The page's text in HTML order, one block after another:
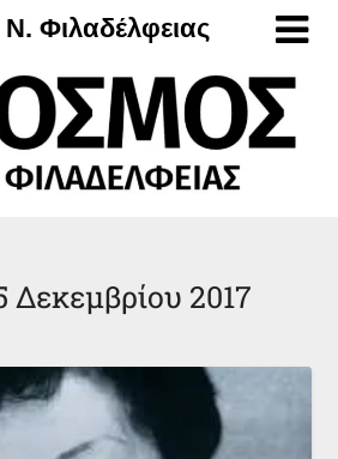
Φιλαδέλφειας
Δεκεμβρίου 2017